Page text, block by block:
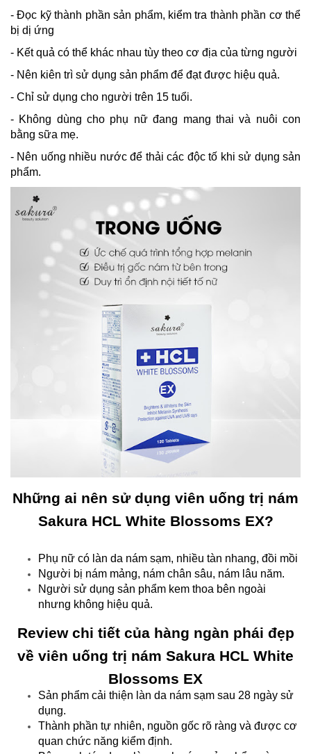
- Đọc kỹ thành phần sản phẩm, kiểm tra thành phần cơ thể
bị dị ứng
- Kết quả có thể khác nhau tùy theo cơ địa của từng người
- Nên kiên trì sử dụng sản phẩm để đạt được hiệu quả.
- Chỉ sử dụng cho người trên 15 tuổi.
- Không dùng cho phụ nữ đang mang thai và nuôi con
bằng sữa mẹ.
- Nên uống nhiều nước để thải các độc tố khi sử dụng sản
phẩm.
Những ai nên sử dụng viên uống trị nám
Sakura HCL White Blossoms EX?
Phụ nữ có làn da nám sạm, nhiều tàn nhang, đồi mồi
Người bị nám mảng, nám chân sâu, nám lâu năm.
Người sử dụng sản phẩm kem thoa bên ngoài
nhưng không hiệu quả.
Review chi tiết của hàng ngàn phái đẹp
về viên uống trị nám Sakura HCL White
Blossoms EX
Sản phẩm cải thiện làn da nám sạm sau 28 ngày sử
dụng.
Thành phần tự nhiên, nguồn gốc rõ ràng và được cơ
quan chức năng kiểm định.